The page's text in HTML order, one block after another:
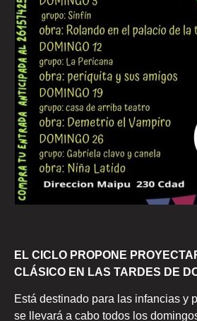
EL CICLO PROPONE
CLÁSICO EN LAS TARDES DE
Está destinado para las infancias y
se llevará a cabo todos los